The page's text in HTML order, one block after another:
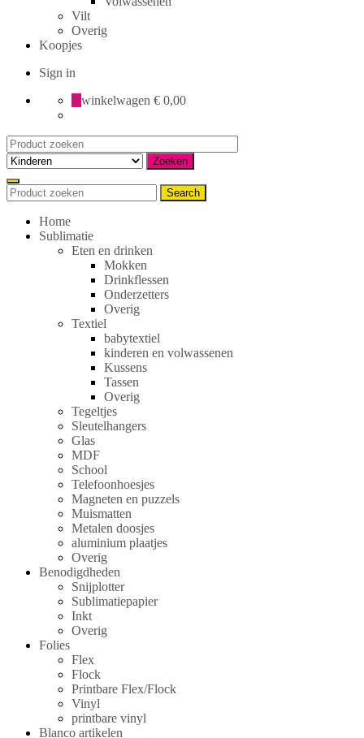
Vilt
Overig
Koopjes
Sign in
0 winkelwagen € 0,00
Search
for:
Zoeken
Search
for:
Search
Home
Sublimatie
Eten en drinken
Mokken
Drinkflessen
Onderzetters
Overig
Textiel
babytextiel
kinderen en volwassenen
Kussens
Tassen
Overig
Tegeltjes
Sleutelhangers
Glas
MDF
School
Telefoonhoesjes
Magneten en puzzels
Muismatten
Metalen doosjes
aluminium plaatjes
Overig
Benodigdheden
Snijplotter
Sublimatiepapier
Inkt
Overig
Folies
Flex
Flock
Printbare Flex/Flock
Vinyl
printbare vinyl
Blanco artikelen